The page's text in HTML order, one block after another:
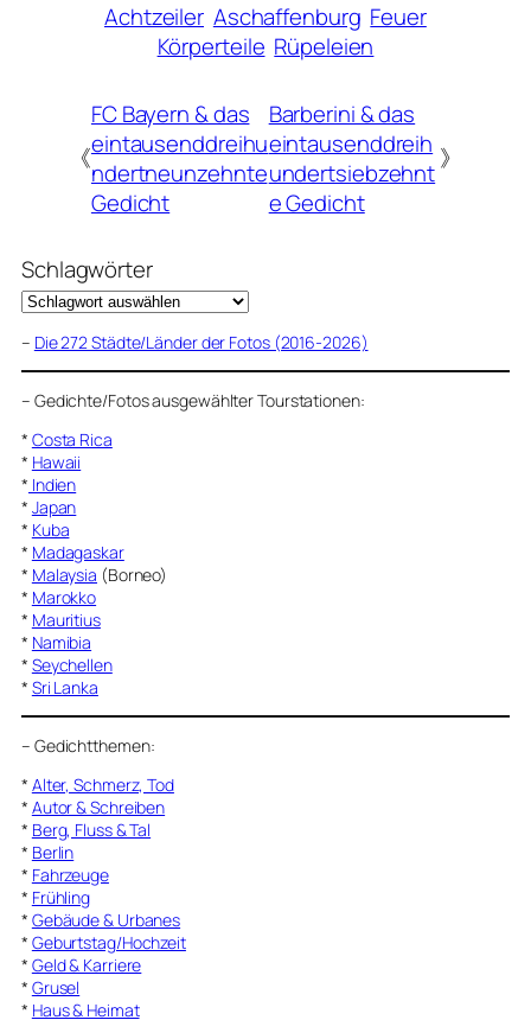
Achtzeiler Aschaffenburg Feuer
Körperteile Rüpeleien
《
FC Bayern & das
eintausenddreihu
ndertneunzehnte
Gedicht
Barberini & das
eintausenddreih
undertsiebzehnt
e Gedicht
》
Schlagwörter
– Die 272 Städte/Länder der Fotos (2016-2026)
– Gedichte/Fotos ausgewählter Tourstationen:
* Costa Rica
* Hawaii
* Indien
* Japan
* Kuba
* Madagaskar
* Malaysia (Borneo)
* Marokko
* Mauritius
* Namibia
* Seychellen
* Sri Lanka
– Gedichtthemen:
* Alter, Schmerz, Tod
* Autor & Schreiben
* Berg, Fluss & Tal
* Berlin
* Fahrzeuge
* Frühling
* Gebäude & Urbanes
* Geburtstag/Hochzeit
* Geld & Karriere
* Grusel
* Haus & Heimat